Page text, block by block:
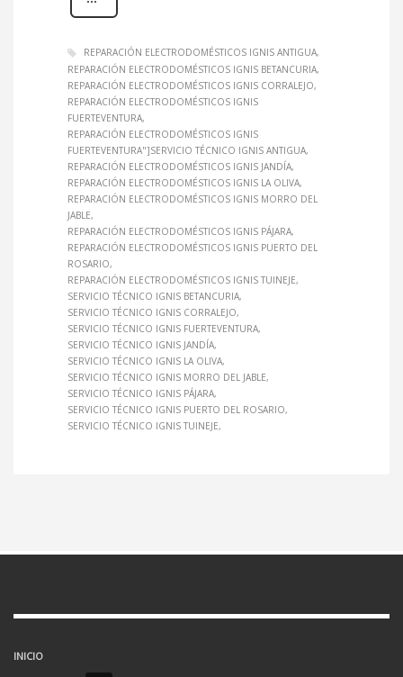
REPARACIÓN ELECTRODOMÉSTICOS IGNIS ANTIGUA
REPARACIÓN ELECTRODOMÉSTICOS IGNIS BETANCURIA
REPARACIÓN ELECTRODOMÉSTICOS IGNIS CORRALEJO
REPARACIÓN ELECTRODOMÉSTICOS IGNIS
FUERTEVENTURA
REPARACIÓN ELECTRODOMÉSTICOS IGNIS
FUERTEVENTURA"]SERVICIO TÉCNICO IGNIS ANTIGUA
REPARACIÓN ELECTRODOMÉSTICOS IGNIS JANDÍA
REPARACIÓN ELECTRODOMÉSTICOS IGNIS LA OLIVA
REPARACIÓN ELECTRODOMÉSTICOS IGNIS MORRO DEL
JABLE
REPARACIÓN ELECTRODOMÉSTICOS IGNIS PÁJARA
REPARACIÓN ELECTRODOMÉSTICOS IGNIS PUERTO DEL
ROSARIO
REPARACIÓN ELECTRODOMÉSTICOS IGNIS TUINEJE
SERVICIO TÉCNICO IGNIS BETANCURIA
SERVICIO TÉCNICO IGNIS CORRALEJO
SERVICIO TÉCNICO IGNIS FUERTEVENTURA
SERVICIO TÉCNICO IGNIS JANDÍA
SERVICIO TÉCNICO IGNIS LA OLIVA
SERVICIO TÉCNICO IGNIS MORRO DEL JABLE
SERVICIO TÉCNICO IGNIS PÁJARA
SERVICIO TÉCNICO IGNIS PUERTO DEL ROSARIO
SERVICIO TÉCNICO IGNIS TUINEJE
INICIO